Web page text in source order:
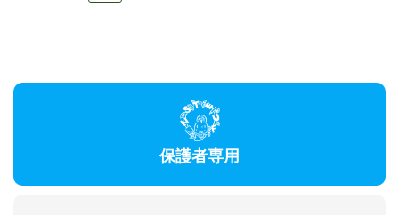
保護者専用